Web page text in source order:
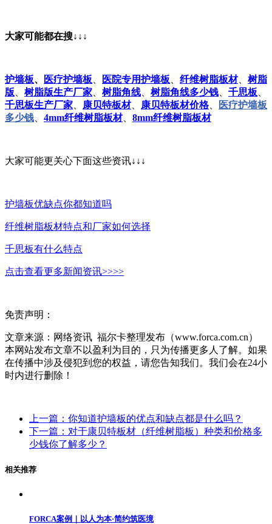
大家可能都在搜↓↓↓
护墙板、 医疗护墙板 医院专用护墙板 纤维树脂板材、 树脂
版
树脂版生产厂家 树脂角线 树脂角线多少钱 千思板
千思板生产厂家
康贝特板材、 康贝特板材价格、
医疗护墙板
多少钱
4mm纤维树脂板材、 8mm纤维树脂板材
大家可能更关心下面这些资讯↓↓↓
护墙板优缺点你都知道吗
纤维树脂板材特点和厂家如何选择
千思板有什么特点
点击查看更多新闻资讯>>>>
免责声明：
文章来源：网络资讯 福尔卡整理发布（www.forca.com.cn）
本网站发布文章不以盈利为目的，只为传播更多人了解。如果
在传播中涉及侵犯到您的权益，请您告知我们。我们会在24小
时内进行删除！
上一篇：你知道护墙板的优点和缺点都是什么吗？
下一篇：对于康贝特板材（纤维树脂板）种类和价格多
少钱你了解多少？
相关推荐
FORCA案例｜以人为本·简约筑医境